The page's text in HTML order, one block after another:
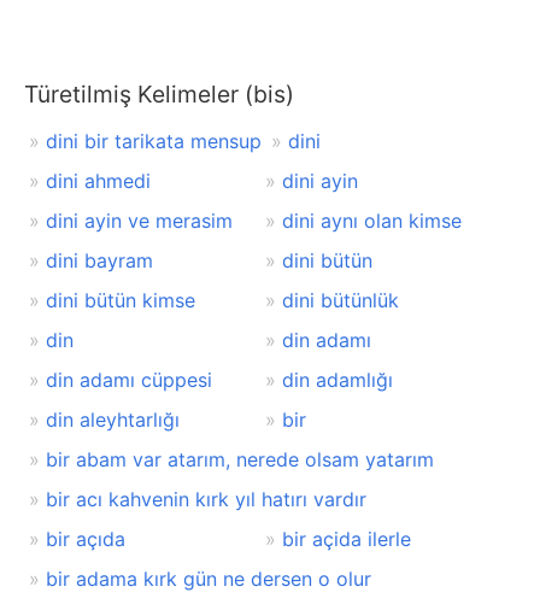
Türetilmiş Kelimeler (bis)
dini bir tarikata mensup
dini
dini ahmedi
dini ayin
dini ayin ve merasim
dini aynı olan kimse
dini bayram
dini bütün
dini bütün kimse
dini bütünlük
din
din adamı
din adamı cüppesi
din adamlığı
din aleyhtarlığı
bir
bir abam var atarım, nerede olsam yatarım
bir acı kahvenin kırk yıl hatırı vardır
bir açıda
bir açida ilerle
bir adama kırk gün ne dersen o olur